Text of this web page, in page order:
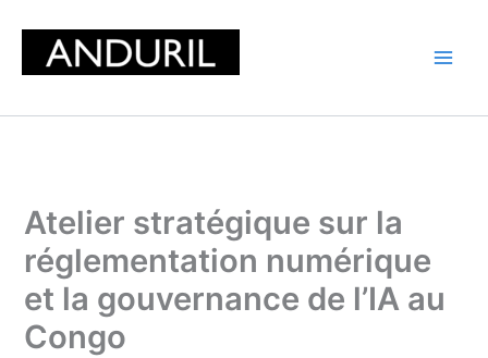
content
Atelier stratégique sur la
réglementation numérique
et la gouvernance de l’IA au
Congo